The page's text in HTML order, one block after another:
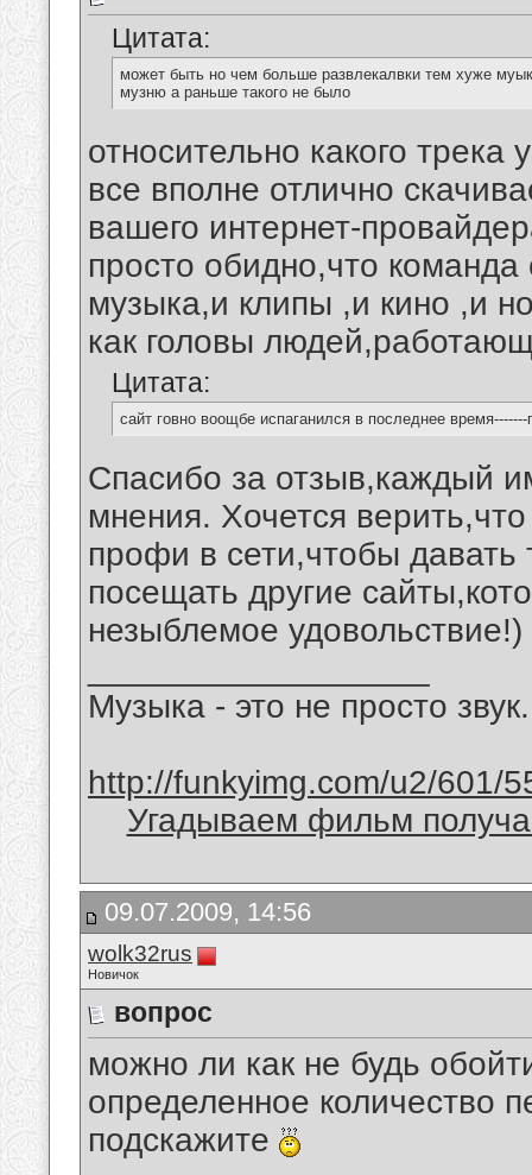
Цитата:
может быть но чем больше развлекалвки тем хуже
музню а раньше такого не было
относительно какого
все вполне отлично
вашего интернет-
просто обидно,что
музыка,и клипы ,и кино ,и
как головы
Цитата:
сайт говно воощбе испаганился в последнее время-------
Спасибо за отзыв,каждый
мнения. Хочется
профи в сети,чтобы давать
посещать другие
незыблемое удовольствие!)
Музыка - это не просто
http://funkyimg.com/u2/601/
Угадываем фильм
09.07.2009, 14:56
wolk32rus
Новичок
вопрос
можно ли как не будь
определенное количество
подскажите